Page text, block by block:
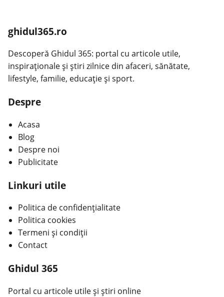
ghidul365.ro
Descoperă Ghidul 365: portal cu articole utile,
inspiraționale și știri zilnice din afaceri, sănătate,
lifestyle, familie, educație și sport.
Despre
Acasa
Blog
Despre noi
Publicitate
Linkuri utile
Politica de confidențialitate
Politica cookies
Termeni și condiții
Contact
Ghidul 365
Portal cu articole utile și știri online